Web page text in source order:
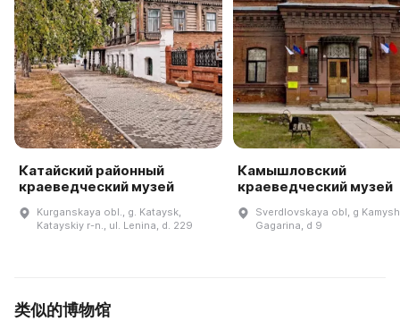
Катайский районный
краеведческий музей
Kurganskaya obl., g. Kataysk,
Katayskiy r-n., ul. Lenina, d. 229
Камышловский
краеведческий музей
Sverdlovskaya obl, g
Gagarina, d 9
类似的博物馆